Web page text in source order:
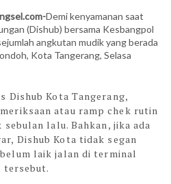
Demi kenyamanan saat
(Dishub) bersama Kesbangpol
angkutan mudik yang berada
Kota Tangerang, Selasa
Dishub Kota Tangerang,
atau ramp chek rutin
lalu. Bahkan, jika ada
Dishub Kota tidak segan
laik jalan di terminal